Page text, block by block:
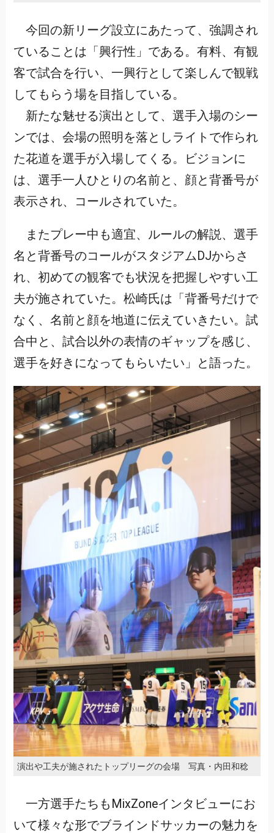
今回の新リーグ設立にあたって、強調され
ていることは「興行性」である。有料、有観
客で試合を行い、一興行として楽しんで観戦
してもらう場を目指している。
新たな魅せる演出として、選手入場のシー
ンでは、会場の照明を落としライトで作られ
た花道を選手が入場してくる。ビジョンに
は、選手一人ひとりの名前と、顔と背番号が
表示され、コールされていた。
またプレー中も適宜、ルールの解説、選手
名と背番号のコールがスタジアムDJからさ
れ、初めての観客でも状況を把握しやすい工
夫が施されていた。松崎氏は「背番号だけで
なく、名前と顔を地道に伝えていきたい。試
合中と、試合以外の表情のギャップを感じ、
選手を好きになってもらいたい」と語った。
演出や工夫が施されたトップリーグの会場 写真・内田和稔
一方選手たちもMixZoneインタビューにお
いて様々な形でブラインドサッカーの魅力を